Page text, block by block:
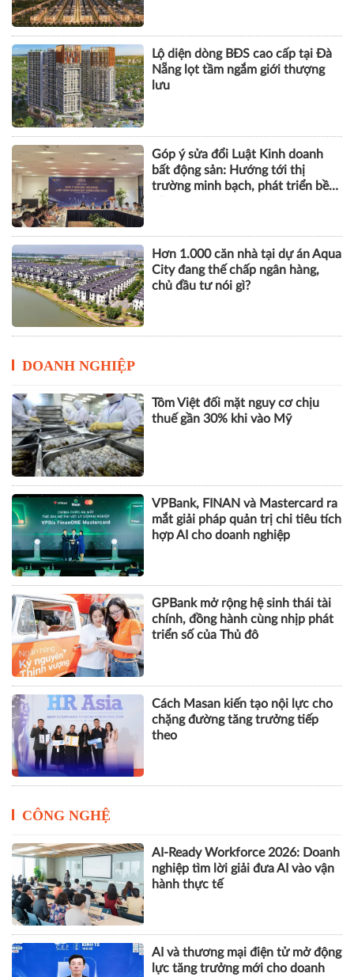
Lộ diện dòng BĐS cao cấp tại Đà
Nẵng lọt tầm ngắm giới thượng
lưu
Góp ý sửa đổi Luật Kinh doanh
bất động sản: Hướng tới thị
trường minh bạch, phát triển bền
Hơn 1.000 căn nhà tại dự án Aqua
City đang thế chấp ngân hàng,
chủ đầu tư nói gì?
DOANH NGHIỆP
Tôm Việt đối mặt nguy cơ chịu
thuế gần 30% khi vào Mỹ
VPBank, FINAN và Mastercard ra
mắt giải pháp quản trị chi tiêu tích
hợp AI cho doanh nghiệp
GPBank mở rộng hệ sinh thái tài
chính, đồng hành cùng nhịp phát
triển số của Thủ đô
Cách Masan kiến tạo nội lực cho
chặng đường tăng trưởng tiếp
theo
CÔNG NGHỆ
AI-Ready Workforce 2026: Doanh
nghiệp tìm lời giải đưa AI vào vận
hành thực tế
AI và thương mại điện tử mở động
lực tăng trưởng mới cho doanh